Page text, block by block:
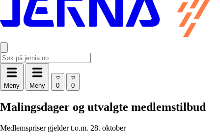
Meny Meny
Malingsdager og utvalgte medlemstilbud
Medlemspriser gjelder t.o.m. 28. oktober